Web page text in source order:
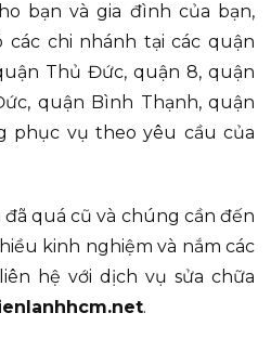
bạn và gia đình của bạn,
các chi nhánh tại các quận
Thủ Đức, quận 8, quận
quận Bình Thạnh, quận
phục vụ theo yêu cầu của
quá cũ và chúng cần đến
kinh nghiệm và nắm các
hệ với dịch vụ sửa chữa
.